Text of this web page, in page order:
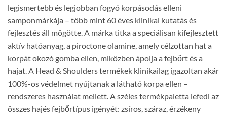
legismertebb és legjobban fogyó korpásodás elleni
samponmárkája – több mint 60 éves klinikai kutatás és
fejlesztés áll mögötte. A márka titka a speciálisan kifejlesztett
aktív hatóanyag, a piroctone olamine, amely célzottan hat a
korpát okozó gomba ellen, miközben ápolja a fejbőrt és a
hajat. A Head & Shoulders termékek klinikailag igazoltan akár
100%-os védelmet nyújtanak a látható korpa ellen –
rendszeres használat mellett. A széles termékpaletta lefedi az
összes hajés fejbőrtípus igényét: zsíros, száraz, érzékeny